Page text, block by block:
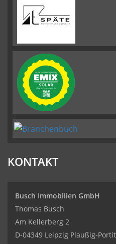
KONTAKT
Busch Immobilien GmbH
Thomas Busch
Am Kellerberg 2
D-04349 Leipzig Plaußig-